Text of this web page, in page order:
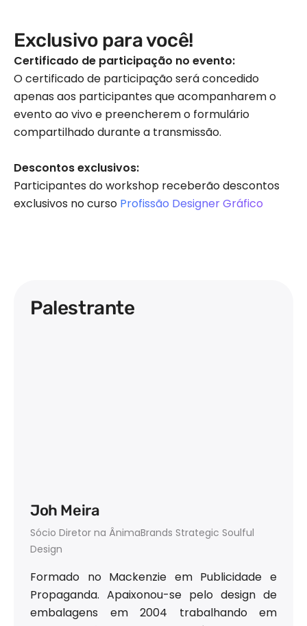
Exclusivo para você!
Certificado de participação no evento:
O certificado de participação será concedido
apenas aos participantes que acompanharem o
evento ao vivo e preencherem o formulário
compartilhado durante a transmissão.
Descontos exclusivos:
Participantes do workshop receberão descontos
exclusivos no curso Profissão Designer Gráfico
Palestrante
Joh Meira
Sócio Diretor na ÂnimaBrands Strategic Soulful
Design
Formado no Mackenzie em Publicidade e
Propaganda. Apaixonou-se pelo design de
embalagens em 2004 trabalhando em